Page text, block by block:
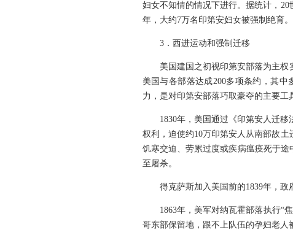
妇女不知情的情况下进行。据统计，
年，大约7万名印第安妇女被强制绝育。
3．西进运动和强制迁移
美国建国之初视印第安部落为主权
美国与各部落达成200多项条约，其
力，是对印第安部落巧取豪夺的主要工
1830年，美国通过《印第安人迁
权利，迫使约10万印第安人从南部故
饥寒交迫、劳累过度或疾病瘟疫死于
至屠杀。
得克萨斯加入美国前的1839年，
1863年，美军对纳瓦霍部落执行“
哥东部保留地，跟不上队伍的孕妇老人